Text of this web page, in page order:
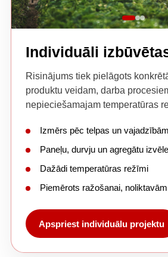
Individuāli
Risinājums tiek pielāgots
produktu veidam, darba
nepieciešamajam temperatūras
Izmērs pēc telpas un vajadzībām
Paneļu, durvju un agregātu izvēle
Dažādi temperatūras režīmi
Piemērots ražošanai,
Apspriest individuālu projektu